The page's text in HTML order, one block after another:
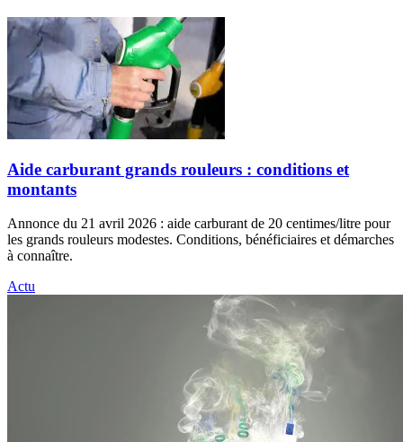
Aide carburant grands rouleurs : conditions et
montants
Annonce du 21 avril 2026 : aide carburant de 20 centimes/litre pour
les grands rouleurs modestes. Conditions, bénéficiaires et démarches
à connaître.
Actu